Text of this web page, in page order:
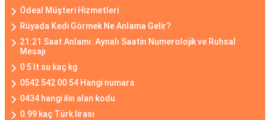
Ödeal Müşteri Hizmetleri
Rüyada Kedi Görmek Ne Anlama Gelir?
21:21 Saat Anlamı: Aynalı Saatin Numerolojik ve Ruhsal
Mesajı
0 5 lt su kaç kg
0542 542 00 54 Hangi numara
0434 hangi ilin alan kodu
0.99 kaç Türk lirası